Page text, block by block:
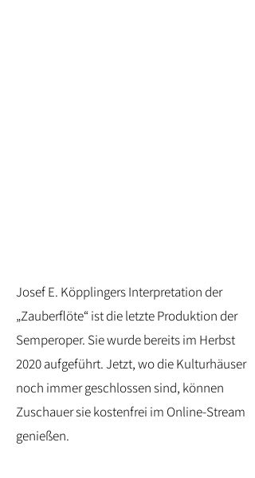
Josef E. Köpplingers Interpretation der
„Zauberflöte“ ist die letzte Produktion der
Semperoper. Sie wurde bereits im Herbst
2020 aufgeführt. Jetzt, wo die Kulturhäuser
noch immer geschlossen sind, können
Zuschauer sie kostenfrei im Online-Stream
genießen.